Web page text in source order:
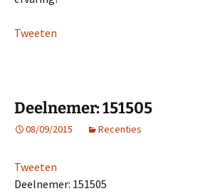
Tweeten
Deelnemer: 151505
08/09/2015 Recenties
Tweeten
Deelnemer: 151505